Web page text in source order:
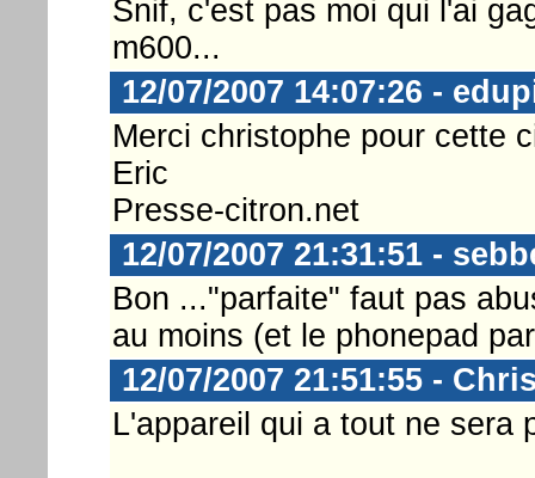
Snif, c'est pas moi qui l'ai
m600...
12/07/2007 14:07:26 -
Merci christophe pour cette
Eric
Presse-citron.net
12/07/2007 21:31:51 -
Bon ..."parfaite" faut pas
au moins (et le phonepad
12/07/2007 21:51:55 -
L'appareil qui a tout ne sera